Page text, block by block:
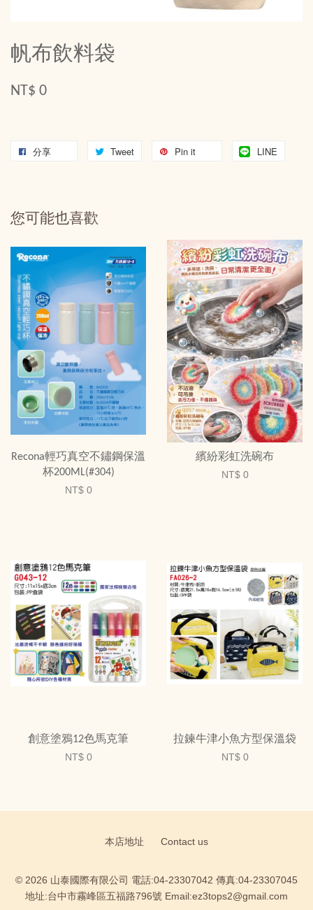
帆布飲料袋
NT$ 0
分享 Tweet Pin it LINE
您可能也喜歡
Recona輕巧真空不鏽鋼保溫
杯200ML(#304)
NT$ 0
繽紛彩虹洗碗布
NT$ 0
創意塗鴉12色馬克筆
NT$ 0
拉鍊牛津小魚方型保溫袋
NT$ 0
本店地址 Contact us
© 2026 山泰國際有限公司 電話:04-23307042 傳真:04-23307045
地址:台中市霧峰區五福路796號 Email:ez3tops2@gmail.com